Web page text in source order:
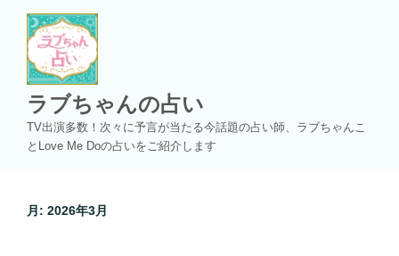
ラブちゃんの占い
TV出演多数！次々に予言が当たる今話題の占い師、ラブちゃんこ
とLove Me Doの占いをご紹介します
月: 2026年3月